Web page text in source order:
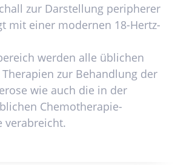
zur Darstellung peripherer
mit einer modernen 18-Hertz-
werden alle üblichen
zur Behandlung der
wie auch die in der
Chemotherapie-
verabreicht.